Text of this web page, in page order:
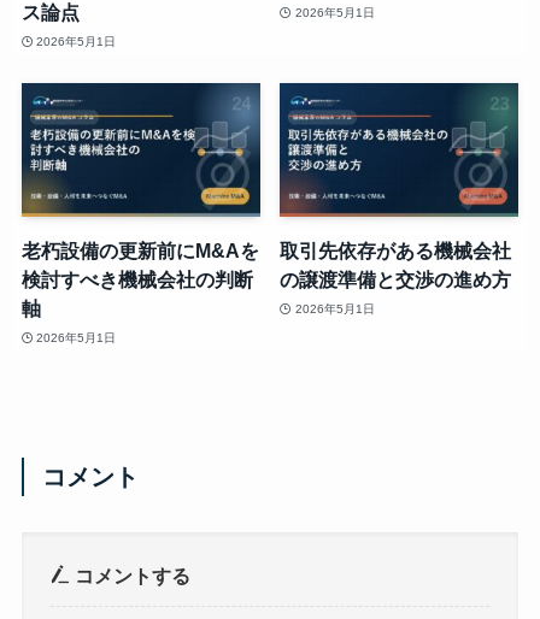
ス論点
2026年5月1日
2026年5月1日
老朽設備の更新前にM&Aを
検討すべき機械会社の判断
軸
2026年5月1日
取引先依存がある機械会社
の譲渡準備と交渉の進め方
2026年5月1日
コメント
コメントする